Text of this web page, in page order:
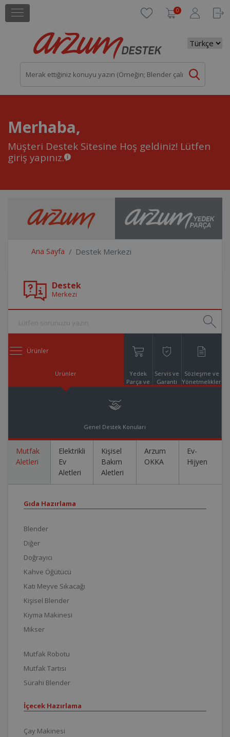
0
Merhaba,
Müşteri Destek Sitesine Hoş geldiniz! Lütfen
giriş yapınız.
Ana Sayfa Destek Merkezi
Destek
Merkezi
Ürünler
Ürünler
Yedek
Parça ve
Servis ve
Garanti
Sözleşme ve
Yönetmelikler
Genel Destek Konuları
Mutfak
Aletleri
Elektrikli
Ev
Aletleri
Kişisel
Bakım
Aletleri
Arzum
OKKA
Ev-
Hijyen
Gıda Hazırlama
Blender
Diğer
Doğrayıcı
Kahve Öğütücü
Katı Meyve Sıkacağı
Kişisel Blender
Kıyma Makinesi
Mikser
Mutfak Robotu
Mutfak Tartısı
Sürahi Blender
İçecek Hazırlama
Çay Makinesi